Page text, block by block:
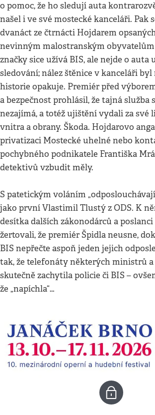
o pomoc, že ho sledují auta
našel i ve své mostecké kanceláři. Pak
dvanáct ze čtrnácti Hojdarem
nevinným malostranským obyvatelům
značky sice užívá BIS, ale nejde o auta
sledování; nález štěnice v kanceláři byl
historie opakuje. Premiér před
a bezpečnost prohlásil, že tajná služba
nezajímá, a totéž ujištění vydali za
vnitra a obrany. Škoda. Hojdarovo
privatizaci Mostecké uhelné nebo
pochybného podnikatele Františka
detektivů vzbudit měly.
S patetickým voláním
jako první Vlastimil Tlustý z ODS. K
desítka dalších zákonodárců a
žertovali, že premiér Špidla neusne,
BIS nepřečte aspoň jeden jejich
tak, že telefonáty některých ministrů a
skutečně zachytila policie či BIS –
že „napíchla“…